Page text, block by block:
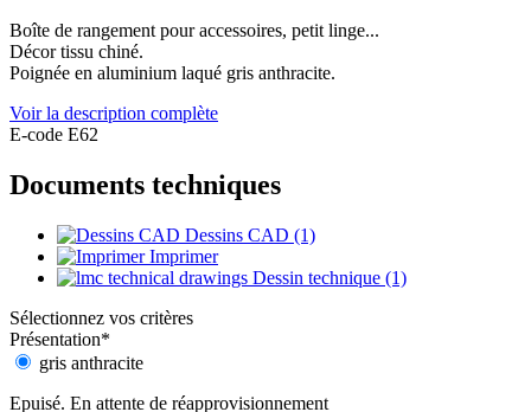
Boîte de rangement pour accessoires, petit linge...
Décor tissu chiné.
Poignée en aluminium laqué gris anthracite.
Voir la description complète
E-code E62
Documents techniques
Dessins CAD (1)
Imprimer
Dessin technique (1)
Sélectionnez vos critères
Présentation*
gris anthracite
Epuisé. En attente de réapprovisionnement